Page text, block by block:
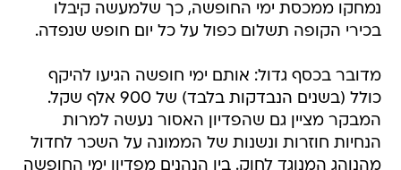
נמחקו ממכסת ימי החופשה, כך שלמעשה קיבלו
בכירי הקופה תשלום כפול על כל יום חופש שנפדה.
מדובר בכסף גדול: אותם ימי חופשה הגיעו להיקף
כולל (בשנים הנבדקות בלבד) של 900 אלף שקל.
המבקר מציין גם שהפדיון האסור נעשה למרות
הנחיות חוזרות ונשנות של הממונה על השכר לחדול
מהנוהג המנוגד לחוק. בין הנהנים מפדיון ימי החופשה